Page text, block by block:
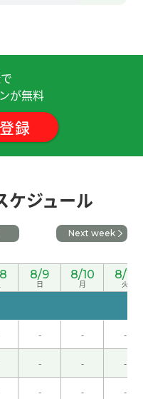
，下次再见！
听她的歌曲。 下课
她的歌也好听啊。
与南方有不一样的
以提高。期待未
が無料
録
ケジュール
Next week
8/9
日
8/10
月
8/11
火
- - -
- - -
- - -